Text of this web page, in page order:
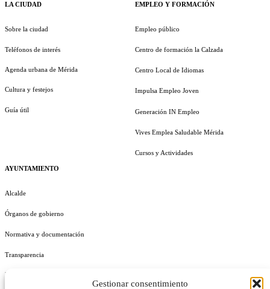
Gestionar consentimiento
LA CIUDAD
Sobre la ciudad
Teléfonos de interés
Agenda urbana de Mérida
Cultura y festejos
Guía útil
AYUNTAMIENTO
Alcalde
Órganos de gobierno
Normativa y documentación
Transparencia
Perfil del contratante
EMPLEO Y FORMACIÓN
Empleo público
Centro de formación la Calzada
Centro Local de Idiomas
Impulsa Empleo Joven
Generación IN Empleo
Vives Emplea Saludable Mérida
Cursos y Actividades